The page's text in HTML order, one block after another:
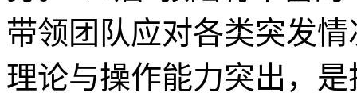
带领团队应对各类突发
理论与操作能力突出，是